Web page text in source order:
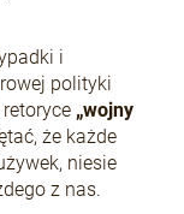
i
polityki
„wojny
że każde
niesie
z nas.